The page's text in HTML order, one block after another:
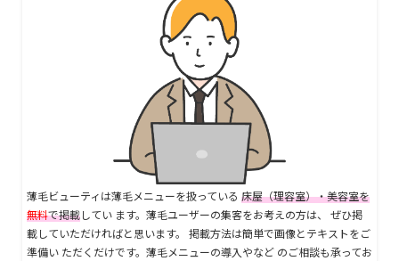
薄毛ビューティは薄毛メニューを扱っている 床屋（理容室）・美容室を
無料で掲載してい ます。薄毛ユーザーの集客をお考えの方は、 ぜひ掲
載していただければと思います。 掲載方法は簡単で画像とテキストをご
準備い ただくだけです。薄毛メニューの導入やなど のご相談も承ってお